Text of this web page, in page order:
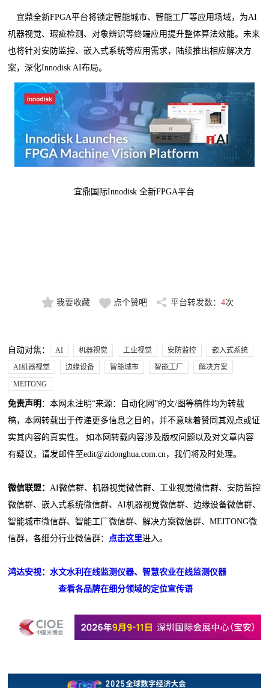
宜鼎全新FPGA平台将锁定智能城市、智能工厂等应用场域，为AI
机器视觉、瑕疵检测、对象辨识等终端应用提升整体算法效能。未来
也将针对安防监控、嵌入式系统等应用需求，陆续推出相应解决方
案，深化Innodisk AI布局。
宜鼎国际Innodisk 全新FPGA平台
我要收藏 点个赞吧 平台转发数： 4次
自动对焦： AI 机器视觉 工业视觉 安防监控
嵌入式系统
AI机器视觉
边缘设备 智能城市 智能工厂
解决方案
MEITONG
免责声明 ：本网未注明“来源：自动化网”的文/图等稿件均为转载
稿，本网转载出于传递更多信息之目的，并不意味着赞同其观点或证
实其内容的真实性。 如本网转载内容涉及版权问题以及对文章内容
有疑议，请发邮件至edit@zidonghua.com.cn，我们将及时处理。
微信联盟：AI微信群、机器视觉微信群、工业视觉微信群、安防监控
微信群、嵌入式系统微信群、AI机器视觉微信群、边缘设备微信群、
智能城市微信群、智能工厂微信群、解决方案微信群、MEITONG微
信群，各细分行业微信群： 点击这里进入。
鸿达安视：水文水利在线监测仪器、智慧农业在线监测仪器
查看各品牌在细分领域的定位宣传语